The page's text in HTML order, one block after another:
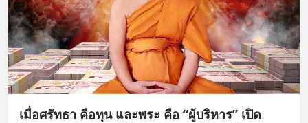
เมื่อศรัทธา คือทุน และพระ คือ “ผู้บริหาร” เปิด